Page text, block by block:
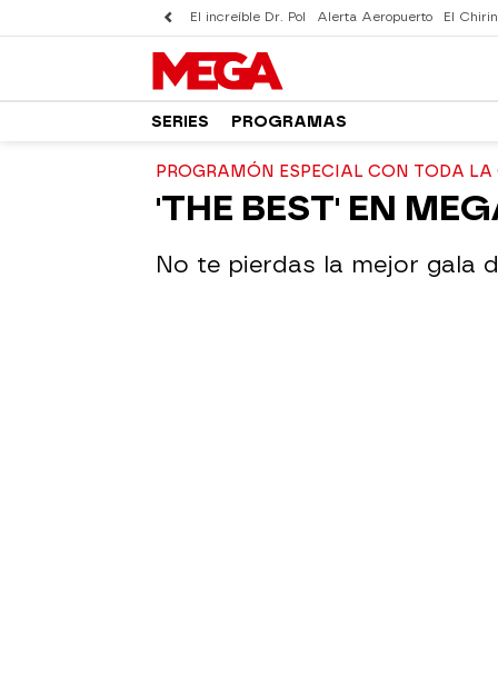
El increíble Dr. Pol Alerta Aeropuerto El
SERIES PROGRAMAS
PROGRAMÓN ESPECIAL CON TODA
'THE BEST' EN
No te pierdas la mejor gala